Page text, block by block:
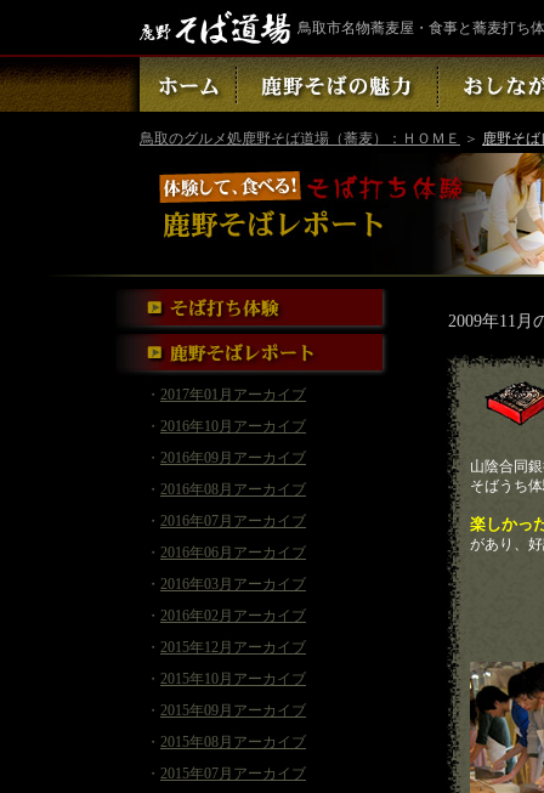
鳥取市名物蕎麦屋・食事と蕎麦打ち
鳥取のグルメ処鹿野そば道場（蕎麦）：ＨＯＭＥ ＞ 鹿野そ
・ 2017年01月アーカイブ
・ 2016年10月アーカイブ
・ 2016年09月アーカイブ
・ 2016年08月アーカイブ
・ 2016年07月アーカイブ
・ 2016年06月アーカイブ
・ 2016年03月アーカイブ
・ 2016年02月アーカイブ
・ 2015年12月アーカイブ
・ 2015年10月アーカイブ
・ 2015年09月アーカイブ
・ 2015年08月アーカイブ
・ 2015年07月アーカイブ
2009年11月
山陰合同
そばうち
楽しかっ
があり、